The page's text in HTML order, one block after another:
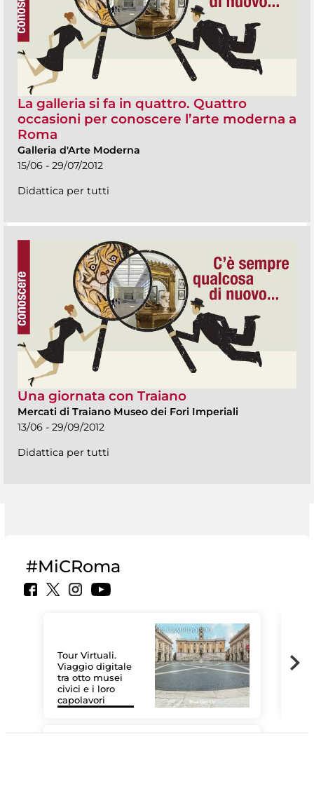
La galleria si fa in quattro. Quattro
occasioni per conoscere l’arte moderna a
Roma
Galleria d'Arte Moderna
15/06 - 29/07/2012
Didattica per tutti
Una giornata con Traiano
Mercati di Traiano Museo dei Fori Imperiali
13/06 - 29/09/2012
Didattica per tutti
#MiCRoma
Tour Virtuali.
Viaggio digitale
tra otto musei
civici e i loro
capolavori